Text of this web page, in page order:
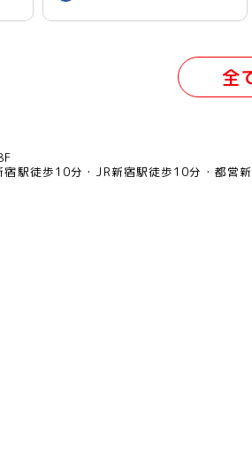
全
宿駅徒歩10分 JR新宿駅徒歩10分
都営